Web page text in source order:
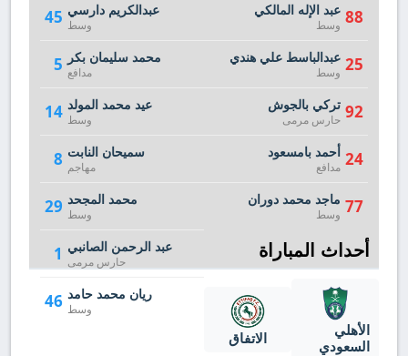
45 عبدالكريم دارسي
وسط
5 محمد سليمان بكر
مدافع
14 عيد محمد المولد
وسط
8 سميحان النابت
مهاجم
29 محمد المجحد
وسط
1 عبد الرحمن الصانبي
حارس مرمى
46 ريان محمد حامد
وسط
88 عبد الإله المالكي
وسط
25 عبدالباسط علي هندي
وسط
92 تركي بالجوش
حارس مرمى
24 أحمد بامسعود
مدافع
77 ماجد محمد دوران
وسط
أحداث المباراة
الأهلي
السعودي
الاتفاق